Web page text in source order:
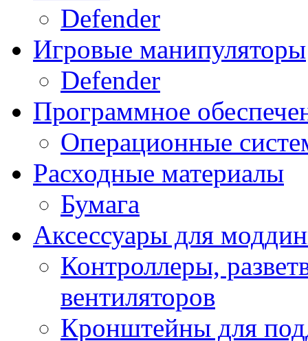
Defender
Игровые манипуляторы
Defender
Программное
Операционные
Расходные материалы
Бумага
Аксессуары для
Контроллеры,
вентиляторов
Кронштейны для